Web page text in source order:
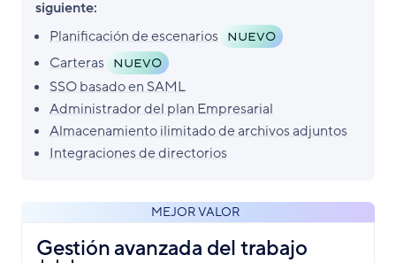
siguiente:
Planificación de escenarios NUEVO
Carteras NUEVO
SSO basado en SAML
Administrador del plan Empresarial
Almacenamiento ilimitado de archivos adjuntos
Integraciones de directorios
MEJOR VALOR
Gestión avanzada del trabajo